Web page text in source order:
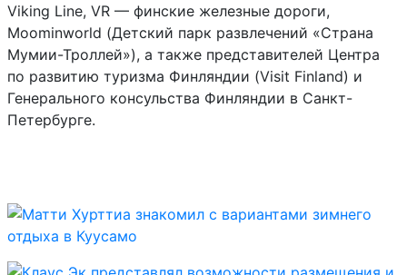
Viking Line, VR — финские железные дороги,
Moominworld (Детский парк развлечений «Страна
Мумии-Троллей»), а также представителей Центра
по развитию туризма Финляндии (Visit Finland) и
Генерального консульства Финляндии в Санкт-
Петербурге.